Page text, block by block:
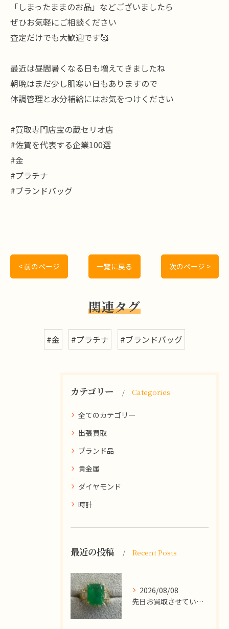
「しまったままのお品」などございましたら
ぜひお気軽にご相談ください
査定だけでも大歓迎です🥰
最近は昼間暑くなる日も増えてきましたね
朝晩はまだ少し肌寒い日もありますので
体調管理と水分補給にはお気をつけください
#買取専門店宝の蔵セリオ店
#佐賀を代表する企業100選
#金
#プラチナ
#ブランドバッグ
< 前のページ 一覧に戻る 次のページ >
関連タグ
#金 #プラチナ #ブランドバッグ
カテゴリー Categories
全てのカテゴリー
出張買取
ブランド品
貴金属
ダイヤモンド
時計
最近の投稿 Recent Posts
2026/08/08
先日お買取させていただいた